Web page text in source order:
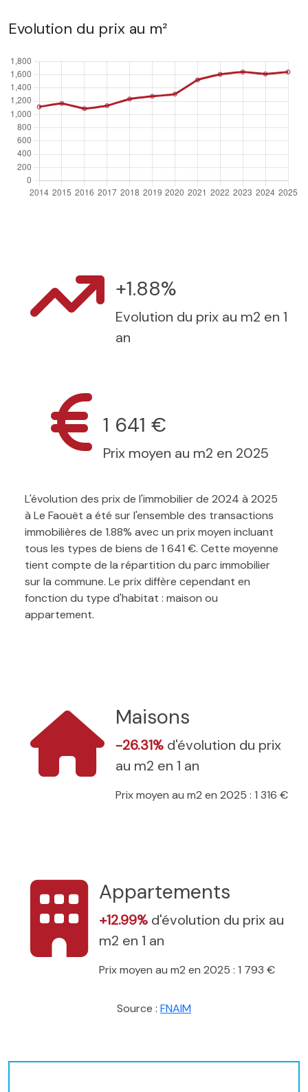
Evolution du prix au m²
+1.88%
Evolution du prix au m2 en 1
an
1 641 €
Prix moyen au m2 en 2025
L'évolution des prix de l'immobilier de 2024 à 2025
à Le Faouët a été sur l'ensemble des transactions
immobilières de 1.88% avec un prix moyen incluant
tous les types de biens de 1 641 €. Cette moyenne
tient compte de la répartition du parc immobilier
sur la commune. Le prix diffère cependant en
fonction du type d'habitat : maison ou
appartement.
Maisons
-26.31% d'évolution du prix
au m2 en 1 an
Prix moyen au m2 en 2025 : 1 316 €
Appartements
+12.99% d'évolution du prix au
m2 en 1 an
Prix moyen au m2 en 2025 : 1 793 €
Source : FNAIM